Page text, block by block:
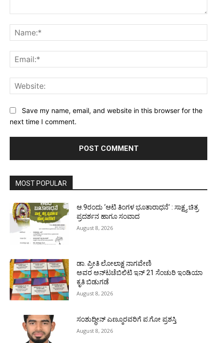
Save my name, email, and website in this browser for the
next time I comment.
MOST POPULAR
ಆ.9ರಂದು ‘ಆಟಿ ತಿಂಗಳ ಭೂತಾರಾಧನೆ’ : ಸಾಕ್ಷ್ಯ ಚಿತ್ರ
ಪ್ರದರ್ಶನ ಹಾಗೂ ಸಂವಾದ
August 8, 2026
ಡಾ. ಪ್ರೀತಿ ಲೋಲಾಕ್ಷ ನಾಗವೇಣಿ
ಅವರ ಅನ್‌ಟಚೆಬಿಲಿಟಿ ಇನ್ 21 ಸೆಂಚುರಿ ಇಂಡಿಯಾ
ಕೃತಿ ಬಿಡುಗಡೆ
August 8, 2026
ಸಂಶುದ್ಧೀನ್ ಎಣ್ಮೂರವರಿಗೆ ಪ.ಗೋ ಪ್ರಶಸ್ತಿ
August 8, 2026